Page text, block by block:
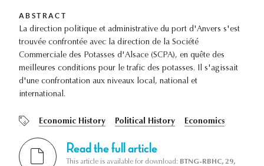
ABSTRACT
La direction politique et administrative du port d'Anvers s'est
trouvée confrontée avec la direction de la Société
Commerciale des Potasses d'Alsace (SCPA), en quête des
meilleures conditions pour le trafic des potasses. Il s'agissait
d'une confrontation aux niveaux local, national et
international.
Economic History Political History Economics
Read the full article
This article is available for download: BTNG-RBHC, 29,